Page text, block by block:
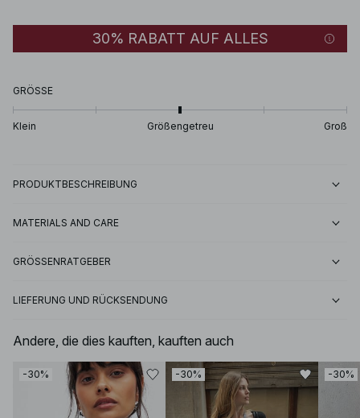
30% RABATT AUF ALLES
GRÖSSE
Klein Größengetreu Groß
PRODUKTBESCHREIBUNG
MATERIALS AND CARE
GRÖSSENRATGEBER
LIEFERUNG UND RÜCKSENDUNG
Andere, die dies kauften, kauften auch
-30% -30% -30%